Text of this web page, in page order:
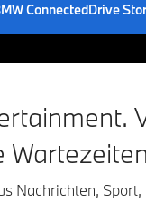
ConnectedDrive
Nachrichten,